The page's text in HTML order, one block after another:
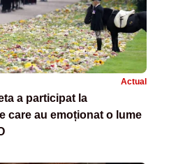
Actual
a participat la
care au emoționat o lume